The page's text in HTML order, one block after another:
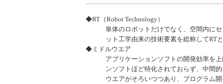
◆RT（Robot Technology）
単体のロボットだけでなく、空間内に
ット工学由来の技術要素を総称してRT
◆ミドルウエア
アプリケーションソフトの開発効率を
ンソフトほど特化されておらず、中間
ウエアがそろいつつあり、プログラム